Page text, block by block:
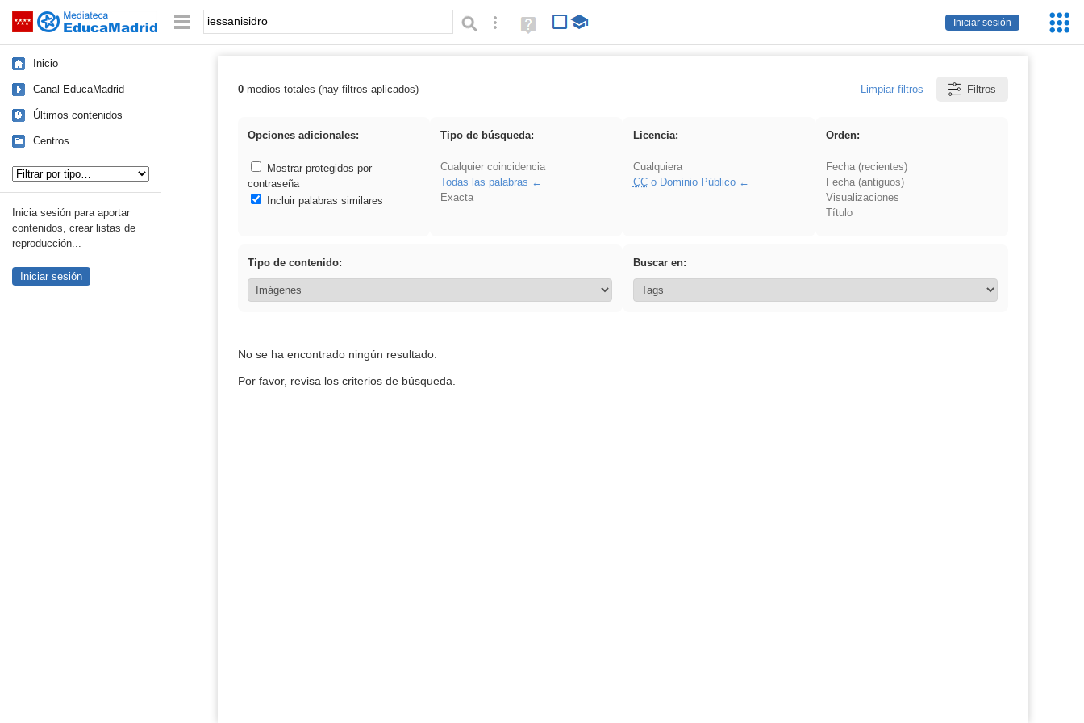
Saltar navegación
Iniciar sesión
Palabra o frase: Búsqueda avanzada
Ayuda
(en
Inicio
Canal EducaMadrid
Últimos contenidos
Centros
Inicia sesión para aportar
contenidos, crear listas de
reproducción...
Iniciar sesión
Resultados de: iessanisidro
0medios totales (hay filtros aplicados) Limpiar filtros Filtros
Opciones adicionales:
Mostrar protegidos por
contraseña
Incluir palabras similares
Tipo de búsqueda:
Cualquier coincidencia
Todas las palabras
Exacta
Licencia:
Cualquiera
CCo Dominio Público
Orden:
Fecha (recientes)
Fecha (antiguos)
Visualizaciones
Título
Tipo de contenido: Buscar en:
No se ha encontrado ningún resultado.
Por favor, revisa los criterios de búsqueda.